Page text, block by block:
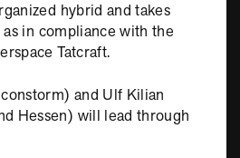
hybrid and takes
in compliance with the
Tatcraft.
and Ulf Kilian
Hessen) will lead through